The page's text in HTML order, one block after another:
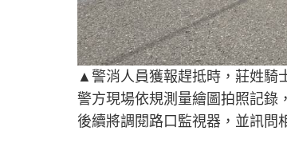
▲警消人員獲報趕抵時，莊姓騎
警方現場依規測量繪圖拍照記錄
後續將調閱路口監視器，並訊問